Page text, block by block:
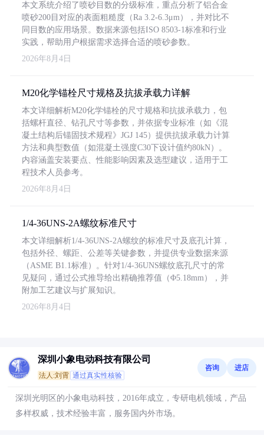
本文系统介绍了喷砂目数的分级标准，重点分析了铝合金
喷砂200目对应的表面粗糙度（Ra 3.2-6.3μm），并对比不
同目数的应用场景。数据来源包括ISO 8503-1标准和行业
实践，帮助用户根据需求选择合适的喷砂参数。
2026年8月4日
M20化学锚栓尺寸规格及抗拔承载力详解
本文详细解析M20化学锚栓的尺寸规格和抗拔承载力，包
括螺杆直径、钻孔尺寸等参数，并依据专业标准（如《混
凝土结构后锚固技术规程》JGJ 145）提供抗拔承载力计算
方法和典型数值（如混凝土强度C30下设计值约80kN）。
内容涵盖安装要点、性能影响因素及选型建议，适用于工
程技术人员参考。
2026年8月4日
1/4-36UNS-2A螺纹标准尺寸
本文详细解析1/4-36UNS-2A螺纹的标准尺寸及底孔计算，
包括外径、螺距、公差等关键参数，并提供专业数据来源
（ASME B1.1标准）。针对1/4-36UNS螺纹底孔尺寸的常
见疑问，通过公式推导给出精确推荐值（Φ5.18mm），并
附加工艺建议与扩展知识。
2026年8月4日
深圳小象电动科技有限公司
法人:刘霄 通过真实性核验
咨询 进店
深圳光明区的小象电动科技，2016年成立，专研电机领域，产品
多样权威，技术经验丰富，服务国内外市场。